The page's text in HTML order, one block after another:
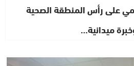
على رأس المنطقة الصحية
ميدانية…